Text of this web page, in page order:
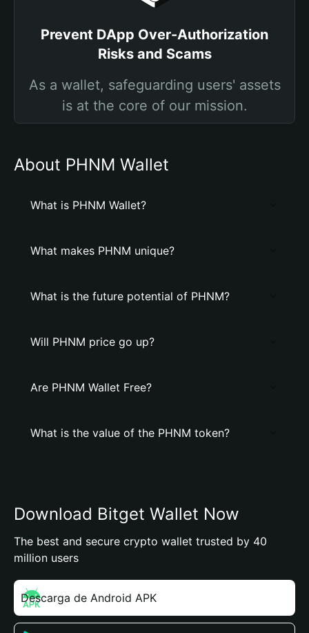
Prevent DApp Over-Authorization
Risks and Scams
As a wallet, safeguarding users' assets
is at the core of our mission.
About PHNM Wallet
What is PHNM Wallet?
What makes PHNM unique?
What is the future potential of PHNM?
Will PHNM price go up?
Are PHNM Wallet Free?
What is the value of the PHNM token?
Download Bitget Wallet Now
The best and secure crypto wallet trusted by 40
million users
Descarga de Android APK